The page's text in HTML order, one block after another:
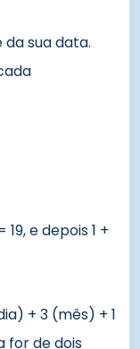
sua data.
19, e depois 1 +
+ 3 (mês) + 1
for de dois